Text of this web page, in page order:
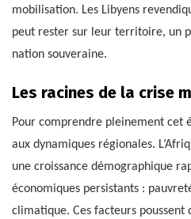
mobilisation. Les Libyens
peut rester sur leur territoire, un
nation souveraine.
Les racines de la crise
Pour comprendre pleinement cet
aux dynamiques régionales.
une croissance démographique
économiques persistants :
climatique. Ces facteurs poussent